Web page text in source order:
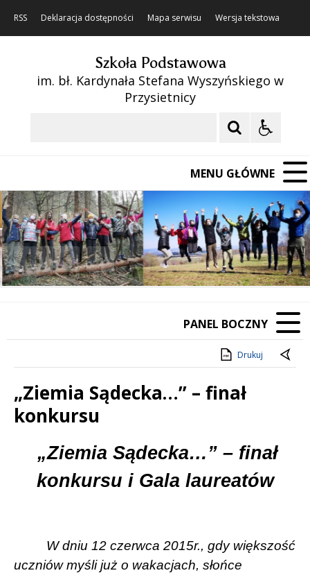
RSS Deklaracja dostępności Mapa serwisu Wersja tekstowa
Szkoła Podstawowa
im. bł. Kardynała Stefana Wyszyńskiego w
Przysietnicy
MENU GŁÓWNE
Poprzedni Element
Następny Element
❚❚
PANEL BOCZNY
Drukuj
„Ziemia Sądecka…” – finał
konkursu
Treść„Ziemia Sądecka…” – finał
konkursu i Gala laureatów
W dniu 12 czerwca 2015r., gdy większość
uczniów myśli już o wakacjach, słońce